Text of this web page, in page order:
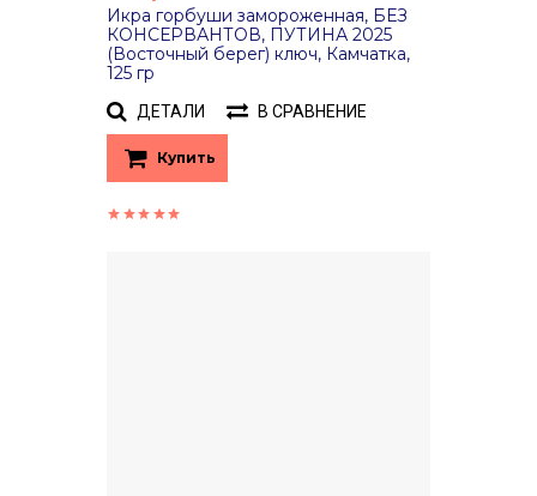
Икра горбуши замороженная, БЕЗ
КОНСЕРВАНТОВ, ПУТИНА 2025
(Восточный берег) ключ, Камчатка,
125 гр
ДЕТАЛИ В СРАВНЕНИЕ
Купить